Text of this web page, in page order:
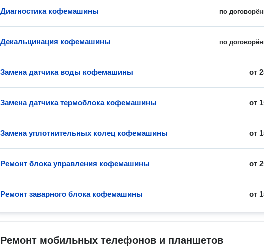
по
Диагностика кофемашины
по
Декальцинация кофемашины
от
Замена датчиĸа воды кофемашины
от
Замена датчика термоблока кофемашины
от
Замена уплотнительных колец кофемашины
от
Ремонт блоĸа управления кофемашины
от
Ремонт заварного блоĸа кофемашины
Ремонт мобильных телефонов и планшетов